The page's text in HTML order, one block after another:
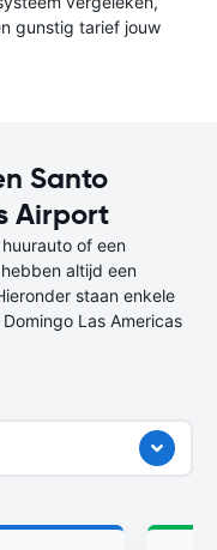
gunstig tarief jouw
Santo
Airport
of een
altijd een
staan enkele
Las Americas